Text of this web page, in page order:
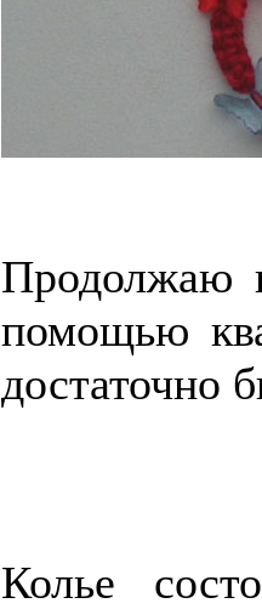
Продолжаю
помощью
достаточно
Колье